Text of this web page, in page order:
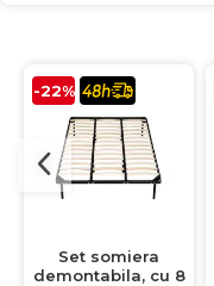
-22%
Set somiera
demontabila, cu 8